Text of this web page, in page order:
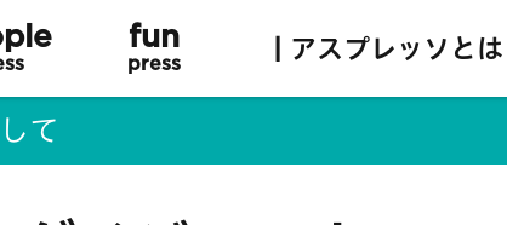
fun
press | アスプレッソとは |
て